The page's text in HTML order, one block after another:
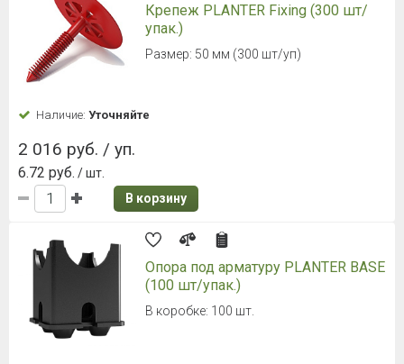
Крепеж PLANTER Fixing (300 шт/
упак.)
Размер: 50 мм (300 шт/уп)
Наличие: Уточняйте
2 016 руб. / уп.
6.72 руб. / шт.
В корзину
Опора под арматуру PLANTER BASE
(100 шт/упак.)
В коробке: 100 шт.